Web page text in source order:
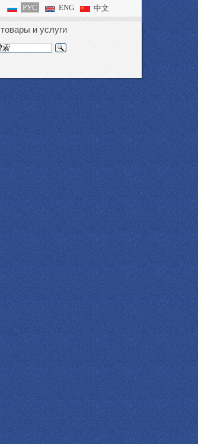
РУС ENG 中文
товары и услуги